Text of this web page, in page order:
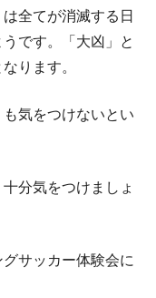
全てが消滅する日
です。「大凶」と
ります。
気をつけないとい
分気をつけましょ
サッカー体験会に